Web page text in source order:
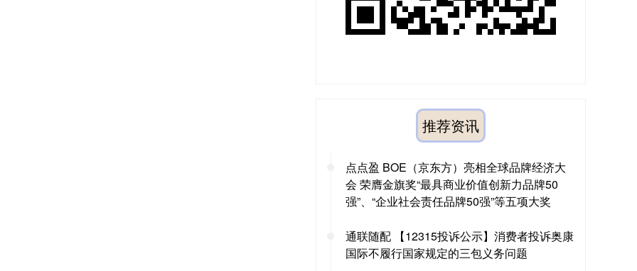
推荐资讯
点点盈 BOE（京东方）亮相全球品牌经济大
会 荣膺金旗奖“最具商业价值创新力品牌50
强”、“企业社会责任品牌50强”等五项大奖
通联随配 【12315投诉公示】消费者投诉奥康
国际不履行国家规定的三包义务问题